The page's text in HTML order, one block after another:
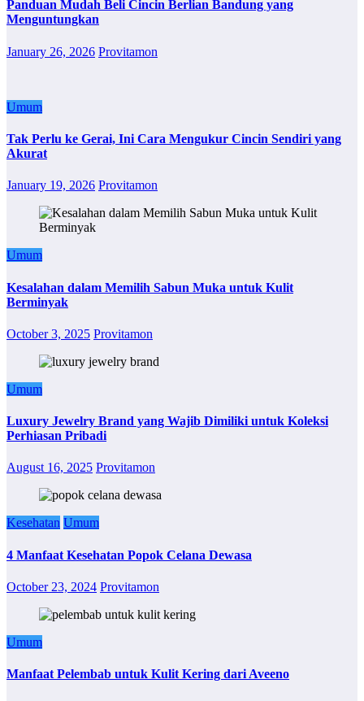
Panduan Mudah Beli Cincin Berlian Bandung yang
Menguntungkan
January 26, 2026 Provitamon
Umum
Tak Perlu ke Gerai, Ini Cara Mengukur Cincin Sendiri yang
Akurat
January 19, 2026 Provitamon
Umum
Kesalahan dalam Memilih Sabun Muka untuk Kulit
Berminyak
October 3, 2025 Provitamon
Umum
Luxury Jewelry Brand yang Wajib Dimiliki untuk Koleksi
Perhiasan Pribadi
August 16, 2025 Provitamon
Kesehatan Umum
4 Manfaat Kesehatan Popok Celana Dewasa
October 23, 2024 Provitamon
Umum
Manfaat Pelembab untuk Kulit Kering dari Aveeno